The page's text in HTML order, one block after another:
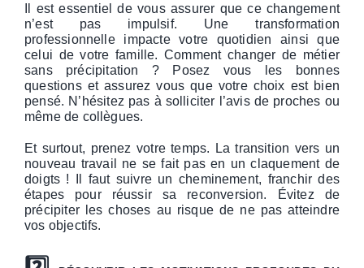
Il est essentiel de vous assurer que ce changement
n’est pas impulsif. Une transformation
professionnelle impacte votre quotidien ainsi que
celui de votre famille. Comment changer de métier
sans précipitation ? Posez vous les bonnes
questions et assurez vous que votre choix est bien
pensé. N’hésitez pas à solliciter l’avis de proches ou
même de collègues.
Et surtout, prenez votre temps. La transition vers un
nouveau travail ne se fait pas en un claquement de
doigts ! Il faut suivre un cheminement, franchir des
étapes pour réussir sa reconversion. Évitez de
précipiter les choses au risque de ne pas atteindre
vos objectifs.